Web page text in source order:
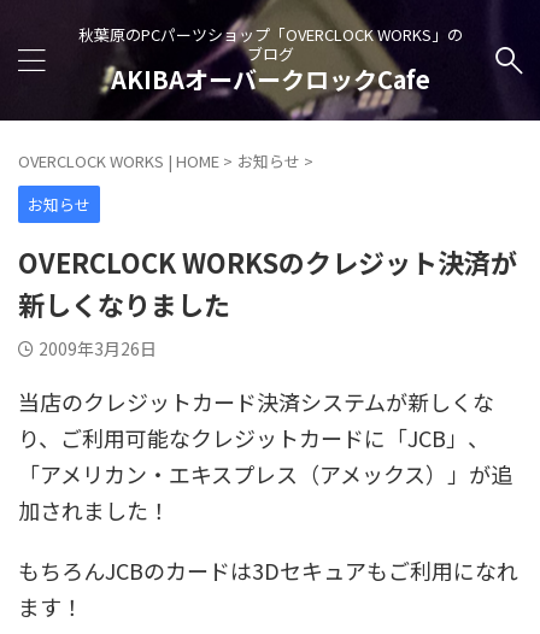
秋葉原のPCパーツショップ「OVERCLOCK WORKS」の
ブログ
AKIBAオーバークロックCafe
OVERCLOCK WORKS | HOME > お知らせ >
お知らせ
OVERCLOCK WORKSのクレジット決済が
新しくなりました
2009年3月26日
当店のクレジットカード決済システムが新しくな
り、ご利用可能なクレジットカードに「JCB」、
「アメリカン・エキスプレス（アメックス）」が追
加されました！
もちろんJCBのカードは3Dセキュアもご利用になれ
ます！